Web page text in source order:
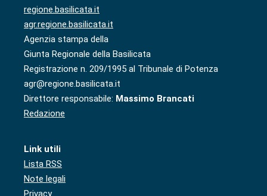
regione.basilicata.it
agr.regione.basilicata.it
Agenzia stampa della
Giunta Regionale della Basilicata
Registrazione n. 209/1995 al Tribunale di Potenza
agr@regione.basilicata.it
Direttore responsabile: Massimo Brancati
Redazione
Link utili
Lista RSS
Note legali
Privacy